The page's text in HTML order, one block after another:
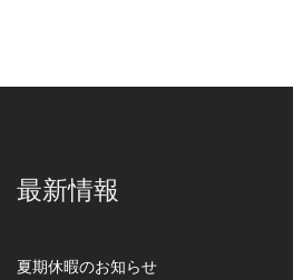
最新情報
夏期休暇のお知らせ